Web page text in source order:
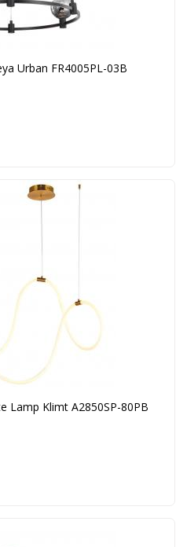
Urban FR4005PL-03B
Lamp Klimt A2850SP-80PB